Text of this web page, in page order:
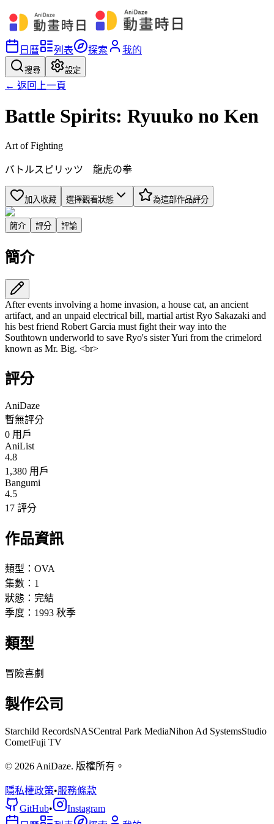
日曆 列表 探索 我的
搜尋 設定
← 返回上一頁
Battle Spirits: Ryuuko no Ken
Art of Fighting
バトルスピリッツ 龍虎の拳
加入收藏 選擇觀看狀態 為這部作品評分
簡介 評分 評論
簡介
After events involving a home invasion, a house cat, an ancient
artifact, and an unpaid electrical bill, martial artist Ryo Sakazaki and
his best friend Robert Garcia must fight their way into the
Southtown underworld to save Ryo's sister Yuri from the crimelord
known as Mr. Big. <br>
評分
AniDaze
暫無評分
0 用戶
AniList
4.8
1,380 用戶
Bangumi
4.5
17 評分
作品資訊
類型： OVA
集數： 1
狀態： 完結
季度： 1993 秋季
類型
冒險喜劇
製作公司
Starchild RecordsNASCentral Park MediaNihon Ad SystemsStudio
CometFuji TV
© 2026 AniDaze. 版權所有。
隱私權政策•服務條款
GitHub•
Instagram